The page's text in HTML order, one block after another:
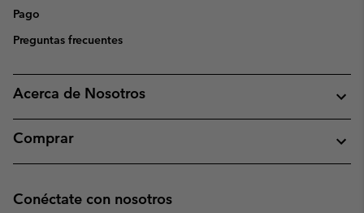
Pago
Preguntas frecuentes
Acerca de Nosotros
Comprar
Conéctate con nosotros